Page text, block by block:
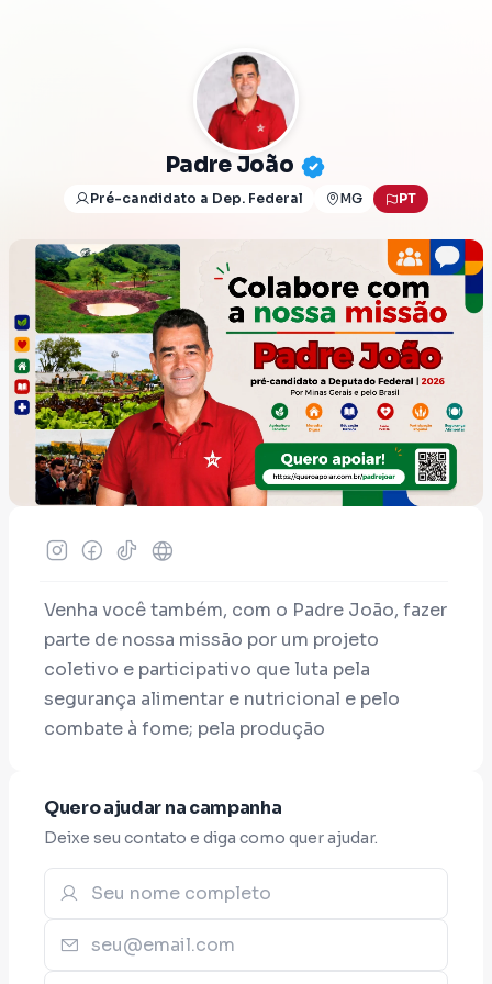
Padre João
Pré-candidato a Dep. Federal MG PT
Venha você também, com o Padre João, fazer
parte de nossa missão por um projeto
coletivo e participativo que luta pela
segurança alimentar e nutricional e pelo
combate à fome; pela produção
pela defesa do meio ambiente e da Mãe
Terra, nossa casa comum; pela produção de
água e preservação de nascentes, por meio
das barraginhas; na defesa dos trabalhadores
do campo e da cidade, dos pescadores
artesanais, dos povos indígenas,
Quero ajudar na campanha
Deixe seu contato e diga como quer ajudar.